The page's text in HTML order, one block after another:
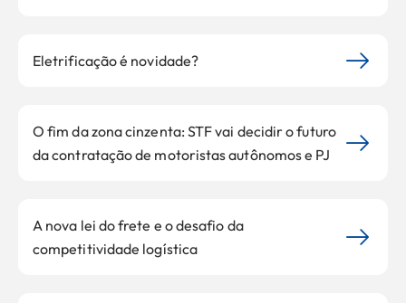
Eletrificação é novidade?
O fim da zona cinzenta: STF vai decidir o futuro
da contratação de motoristas autônomos e PJ
A nova lei do frete e o desafio da
competitividade logística